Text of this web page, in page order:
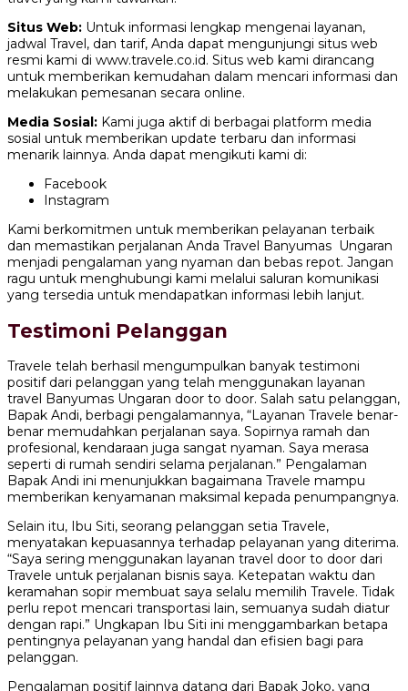
Situs Web: Untuk informasi lengkap mengenai layanan,
jadwal Travel, dan tarif, Anda dapat mengunjungi situs web
resmi kami di www.travele.co.id. Situs web kami dirancang
untuk memberikan kemudahan dalam mencari informasi dan
melakukan pemesanan secara online.
Media Sosial: Kami juga aktif di berbagai platform media
sosial untuk memberikan update terbaru dan informasi
menarik lainnya. Anda dapat mengikuti kami di:
Facebook
Instagram
Kami berkomitmen untuk memberikan pelayanan terbaik
dan memastikan perjalanan Anda Travel Banyumas Ungaran
menjadi pengalaman yang nyaman dan bebas repot. Jangan
ragu untuk menghubungi kami melalui saluran komunikasi
yang tersedia untuk mendapatkan informasi lebih lanjut.
Testimoni Pelanggan
Travele telah berhasil mengumpulkan banyak testimoni
positif dari pelanggan yang telah menggunakan layanan
travel Banyumas Ungaran door to door. Salah satu pelanggan,
Bapak Andi, berbagi pengalamannya, “Layanan Travele benar-
benar memudahkan perjalanan saya. Sopirnya ramah dan
profesional, kendaraan juga sangat nyaman. Saya merasa
seperti di rumah sendiri selama perjalanan.” Pengalaman
Bapak Andi ini menunjukkan bagaimana Travele mampu
memberikan kenyamanan maksimal kepada penumpangnya.
Selain itu, Ibu Siti, seorang pelanggan setia Travele,
menyatakan kepuasannya terhadap pelayanan yang diterima.
“Saya sering menggunakan layanan travel door to door dari
Travele untuk perjalanan bisnis saya. Ketepatan waktu dan
keramahan sopir membuat saya selalu memilih Travele. Tidak
perlu repot mencari transportasi lain, semuanya sudah diatur
dengan rapi.” Ungkapan Ibu Siti ini menggambarkan betapa
pentingnya pelayanan yang handal dan efisien bagi para
pelanggan.
Pengalaman positif lainnya datang dari Bapak Joko, yang